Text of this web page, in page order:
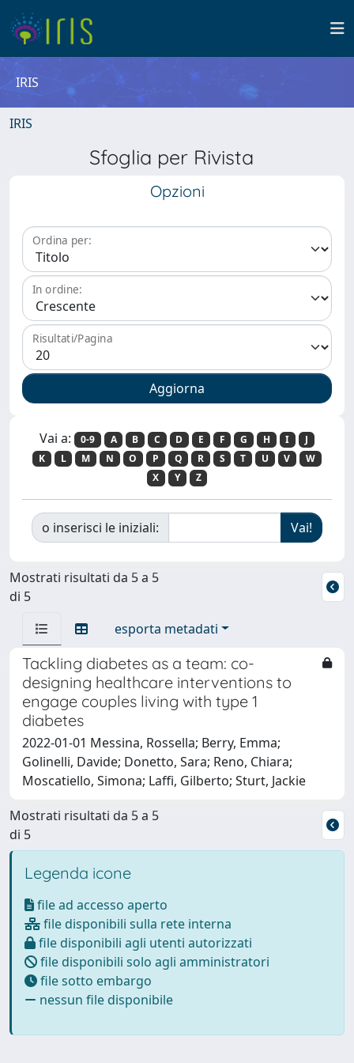
IRIS
IRIS
Sfoglia per Rivista
Opzioni
Ordina per:
In ordine:
Risultati/Pagina
Vai a: 0-9 A B C D E F G H I
J
K
L M N O P Q R S T U V
W
X
Y Z
o inserisci le iniziali:
Mostrati risultati da 5 a 5
di 5
esporta metadati
Tackling diabetes as a team: co-
designing healthcare interventions to
engage couples living with type 1
diabetes
2022-01-01 Messina, Rossella; Berry, Emma;
Golinelli, Davide; Donetto, Sara; Reno, Chiara;
Moscatiello, Simona; Laffi, Gilberto; Sturt, Jackie
Mostrati risultati da 5 a 5
di 5
Legenda icone
file ad accesso aperto
file disponibili sulla rete interna
file disponibili agli utenti autorizzati
file disponibili solo agli amministratori
file sotto embargo
nessun file disponibile